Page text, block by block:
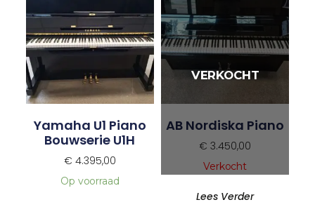
Yamaha U1 Piano
Bouwserie U1H
€ 4.395,00
Op voorraad
AB Nordiska Piano
€ 3.450,00
Verkocht
Lees Verder